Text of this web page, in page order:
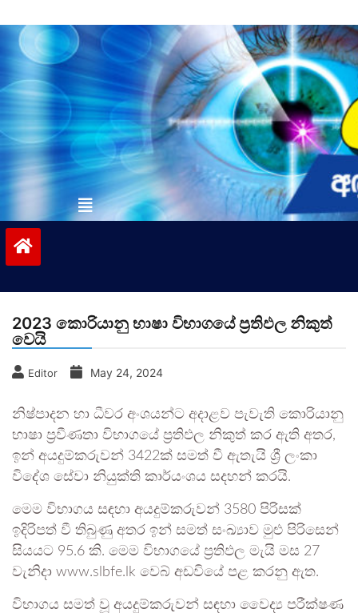
to
contentvinivida.lk
2023 කොරියානු භාෂා විභාගයේ ප්‍රතිඵල නිකුත්
වෙයි
Editor May 24, 2024
නිෂ්පාදන හා ධීවර අංශයන්ට අදාළව පැවැති කොරියානු
භාෂා ප්‍රවීණතා විභාගයේ ප්‍රතිඵල නිකුත් කර ඇති අතර,
ඉන් අයදුම්කරුවන් 3422ක් සමත් වී ඇතැයි ශ්‍රී ලංකා
විදේශ සේවා නියුක්ති කාර්යංශය සදහන් කරයි.
මෙම විභාගය සඳහා අයදුම්කරුවන් 3580 පිරිසක්
ඉදිරිපත් වී තිබුණු අතර ඉන් සමත් සංඛ්‍යාව මුළු පිරිසෙන්
සියයට 95.6 කි. මෙම විභාගයේ ප්‍රතිඵල මැයි මස 27
වැනිදා www.slbfe.lk වෙබ් අඩවියේ පළ කරනු ඇත.
විභාගය සමත් වූ අයදුම්කරුවන් සඳහා වෛද්‍ය පරීක්ෂණ